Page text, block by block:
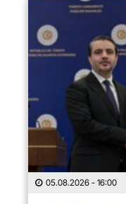
05.08.2026 - 16:00